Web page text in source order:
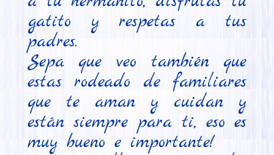
gatito y respetas a tus
padres.
Sepa que veo también que
estas rodeado de familiares
que te aman y cuidan y
están siempre para ti, eso es
muy bueno e importante!